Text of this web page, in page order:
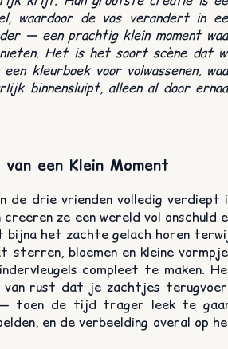
waardoor de vos verandert in
— een prachtig klein moment
Het is het soort scène dat
kleurboek voor volwassenen,
binnensluipt, alleen al door
een Klein Moment
de drie vrienden volledig verdiept
ze een wereld vol onschuld
het zachte gelach horen
sterren, bloemen en kleine
compleet te maken.
van rust dat je zachtjes
toen de tijd trager leek te
en de verbeelding overal op